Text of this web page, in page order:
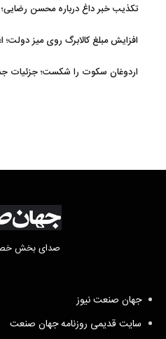
تکذیب خبر داغ درباره محسن
افزایش مبلغ کالابرگ روی میز
اردوغان سکوت را شکست؛ جزئیات
صدای بخش
جهان صنعت نیوز
سایت قدیمی روزنامه جهان صنعت